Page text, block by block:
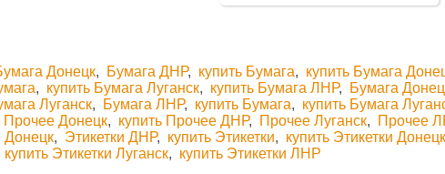
Донецк, Бумага ДНР, купить Бумага, купить Бумага
, купить Бумага Луганск, купить Бумага ЛНР, Бумага
Луганск, Бумага ЛНР, купить Бумага, купить Бумага
Прочее Донецк, купить Прочее ДНР, Прочее Луганск, Прочее
Донецк, Этикетки ДНР, купить Этикетки, купить Этикетки Донецк
купить Этикетки Луганск, купить Этикетки ЛНР